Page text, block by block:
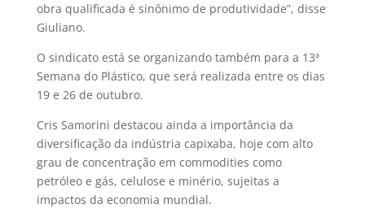
obra qualificada é sinônimo de produtividade”, disse
Giuliano.
O sindicato está se organizando também para a 13ª
Semana do Plástico, que será realizada entre os dias
19 e 26 de outubro.
Cris Samorini destacou ainda a importância da
diversificação da indústria capixaba, hoje com alto
grau de concentração em commodities como
petróleo e gás, celulose e minério, sujeitas a
impactos da economia mundial.